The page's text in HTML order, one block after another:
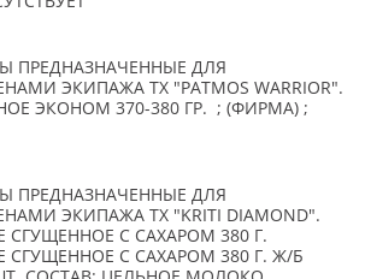
ПРЕДНАЗНАЧЕННЫЕ ДЛЯ
ЭКИПАЖА ТХ "PATMOS WARRIOR".
ЭКОНОМ 370-380 ГР. ; (ФИРМА) ;
ПРЕДНАЗНАЧЕННЫЕ ДЛЯ
ЭКИПАЖА ТХ "KRITI DIAMOND".
С САХАРОМ 380 Г.
С САХАРОМ 380 Г. Ж/Б